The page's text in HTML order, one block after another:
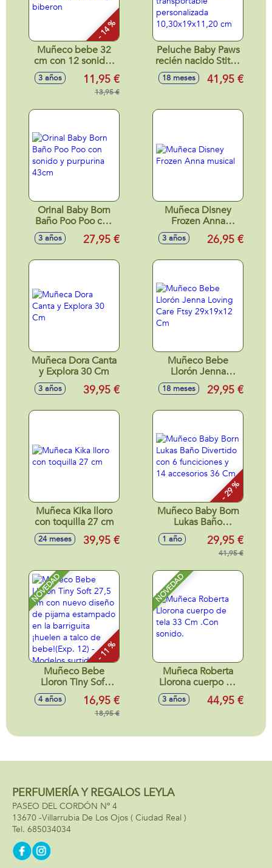
- 14 %
Muñeco bebe 32
cm con 12 sonidos
y biberon
3 años 11,95 €
13,95 €
Peluche Baby Paws
recién nacido Stitch
con sonido y bolsa
transportable
18 meses 41,95 €
Orinal Baby Born
Baño Poo Poo con
sonido y purpurina
43cm
3 años 27,95 €
Muñeca Disney
Frozen Anna
musical
3 años 26,95 €
Muñeca Dora Canta
y Explora 30 Cm
3 años 39,95 €
Muñeco Bebe
Llorón Jenna
Loving Care Ftsy
29x19x12 Cm
18 meses 29,95 €
Muñeca Kika lloro
con toquilla 27 cm
24 meses 39,95 €
- 29 %
Muñeco Baby Born
Lukas Baño
Divertido con 6
funciciones y 14
accesorios 36 Cm.
1 año 29,95 €
41,95 €
NOVEDAD
- 11 %
Muñeco Bebe
Lloron Tiny Soft
27,5 cm con nuevo
diseño de pijama
estampado en la
talco de bebe!(Exp.
surtidos
4 años 16,95 €
18,95 €
NOVEDAD
Muñeca Roberta
Llorona cuerpo de
tela 33 Cm .Con
sonido.
3 años 44,95 €
PERFUMERÍA Y REGALOS LEYLA
PASEO DEL CORDÓN Nº 4
13670 -Villarrubia De Los Ojos ( Ciudad Real )
685034034